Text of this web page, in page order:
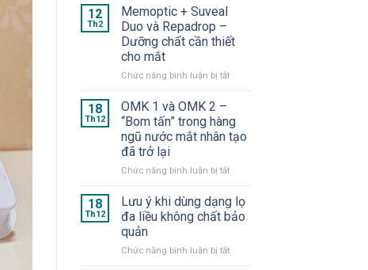
ấn
của
2025
Drop
–
mắt
tạo
dạng
tép
nghễ”
12
Th2
Memoptic + Suveal
Duo và Repadrop –
Dưỡng chất cần thiết
cho mắt
Chức năng bình luận bị tắtở
Duo
và
–
chất
cần
thiết
mắt
18
Th12
OMK 1 và OMK 2 –
“Bom tấn” trong hàng
ngũ nước mắt nhân tạo
đã trở lại
Chức năng bình luận bị tắtở
1
và
OMK
–
18
Th12
Lưu ý khi dùng dạng lọ
đa liều không chất bảo
quản
Chức năng bình luận bị tắtở